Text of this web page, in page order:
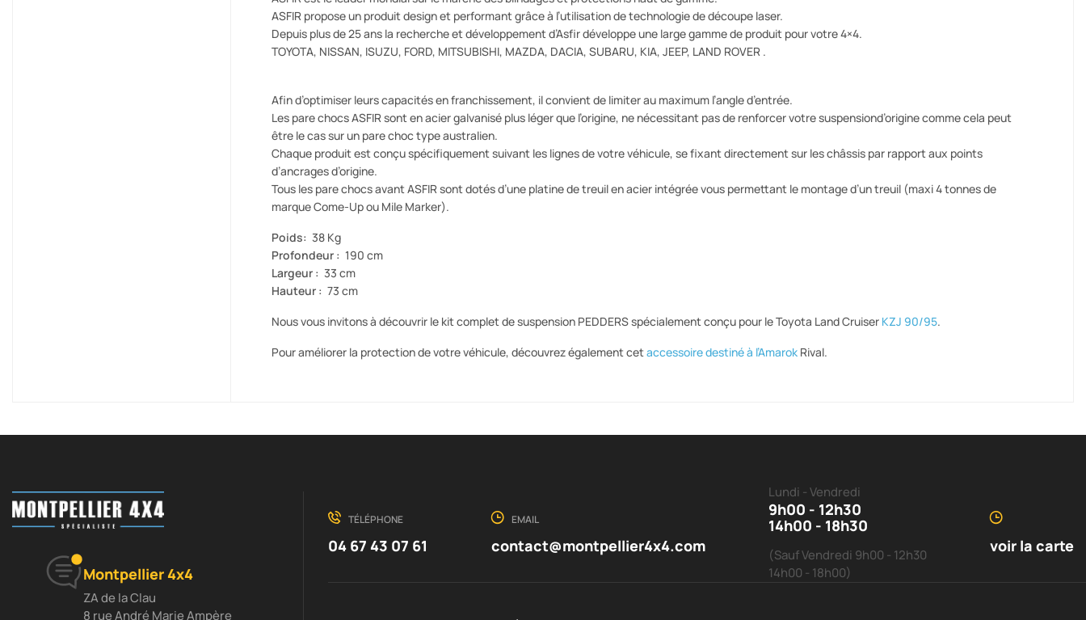
ASFIR propose un produit design et performant grâce à l’utilisation de technologie de découpe laser.
Depuis plus de 25 ans la recherche et développement d’Asfir développe une large gamme de produit pour votre 4×4.
TOYOTA, NISSAN, ISUZU, FORD, MITSUBISHI, MAZDA, DACIA, SUBARU, KIA, JEEP, LAND ROVER .
Afin d’optimiser leurs capacités en franchissement, il convient de limiter au maximum l’angle d’entrée.
Les pare chocs ASFIR sont en acier galvanisé plus léger que l’origine, ne nécessitant pas de renforcer votre suspensiond’origine comme cela peut
être le cas sur un pare choc type australien.
Chaque produit est conçu spécifiquement suivant les lignes de votre véhicule, se fixant directement sur les châssis par rapport aux points
d’ancrages d’origine.
Tous les pare chocs avant ASFIR sont dotés d’une platine de treuil en acier intégrée vous permettant le montage d’un treuil (maxi 4 tonnes de
marque Come-Up ou Mile Marker).
Poids: 38 Kg
Profondeur : 190 cm
Largeur : 33 cm
Hauteur : 73 cm
Nous vous invitons à découvrir le kit complet de suspension PEDDERS spécialement conçu pour le Toyota Land Cruiser KZJ 90/95.
Pour améliorer la protection de votre véhicule, découvrez également cetaccessoire destiné à l’Amarok Rival.
Montpellier 4x4
ZA de la Clau
8 rue André Marie Ampère
TÉLÉPHONE
04 67 43 07 61
EMAIL
contact@montpellier4x4.com
Lundi - Vendredi
9h00 - 12h30
14h00 - 18h30
(Sauf Vendredi 9h00 - 12h30
14h00 - 18h00)
voir la carte